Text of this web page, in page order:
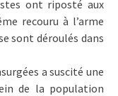
ont riposté aux
recouru à l’arme
sont déroulés dans
a suscité une
de la population